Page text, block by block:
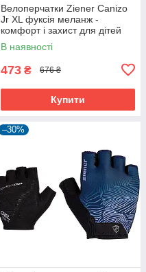
Велоперчатки Ziener Canizo
Jr XL фуксія меланж -
комфорт і захист для дітей
В наявності
473 ₴ 676 ₴
Купити
–30%